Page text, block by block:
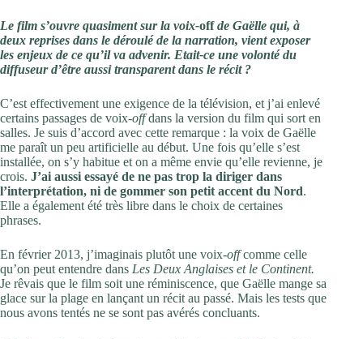
Le film s’ouvre quasiment sur la voix-offde Gaëlle qui, à
deux reprises dans le déroulé de la narration, vient exposer
les enjeux de ce qu’il va advenir. Etait-ce une volonté du
diffuseur d’être aussi transparent dans le récit ?
C’est effectivement une exigence de la télévision, et j’ai enlevé
certains passages de voix-offdans la version du film qui sort en
salles. Je suis d’accord avec cette remarque : la voix de Gaëlle
me paraît un peu artificielle au début. Une fois qu’elle s’est
installée, on s’y habitue et on a même envie qu’elle revienne, je
crois. J’ai aussi essayé de ne pas trop la diriger dans
l’interprétation, ni de gommer son petit accent du Nord.
Elle a également été très libre dans le choix de certaines
phrases.
En février 2013, j’imaginais plutôt une voix-offcomme celle
qu’on peut entendre dans Les Deux Anglaises et le Continent.
Je rêvais que le film soit une réminiscence, que Gaëlle mange sa
glace sur la plage en lançant un récit au passé. Mais les tests que
nous avons tentés ne se sont pas avérés concluants.